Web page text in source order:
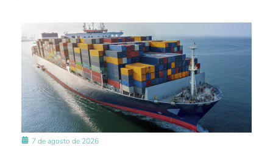
7 de agosto de 2026